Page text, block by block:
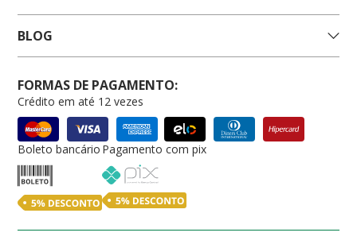
BLOG
FORMAS DE PAGAMENTO:
Crédito em até 12 vezes
Boleto bancário Pagamento com pix